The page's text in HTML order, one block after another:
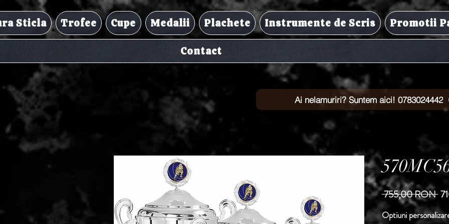
Sticla Trofee Cupe Medalii Plachete Instrumente de Scris Promotii
Contact
Ai nelamuriri? Suntem aici! 0783024442
755,00 RON
Optiuni